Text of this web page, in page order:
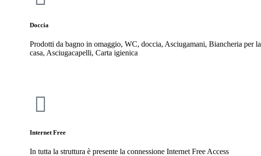
Doccia
Prodotti da bagno in omaggio, WC, doccia, Asciugamani, Biancheria per la
casa, Asciugacapelli, Carta igienica
Internet Free
In tutta la struttura è presente la connessione Internet Free Access